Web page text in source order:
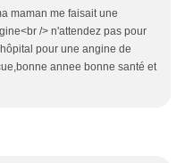
maman me faisait une
/> n'attendez pas pour
pour une angine de
annee bonne santé et